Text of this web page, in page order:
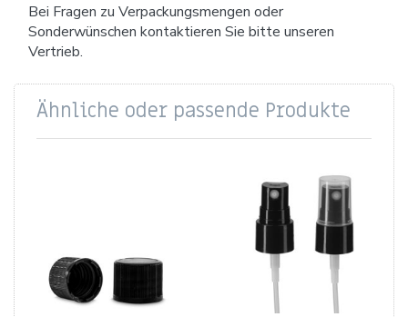
Bei Fragen zu Verpackungsmengen oder
Sonderwünschen kontaktieren Sie bitte unseren
Vertrieb.
Ähnliche oder passende Produkte